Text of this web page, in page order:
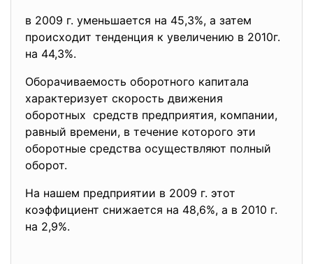
в 2009 г. уменьшается на 45,3%, а затем
происходит тенденция к увеличению в 2010г.
на 44,3%.
Оборачиваемость оборотного капитала
характеризует скорость движения
оборотных средств предприятия, компании,
равный времени, в течение которого эти
оборотные средства осуществляют полный
оборот.
На нашем предприятии в 2009 г. этот
коэффициент снижается на 48,6%, а в 2010 г.
на 2,9%.